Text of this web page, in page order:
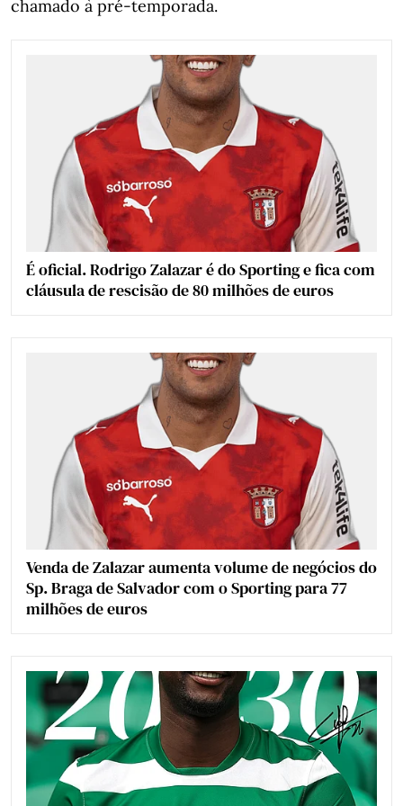
chamado à pré-temporada.
É oficial. Rodrigo Zalazar é do Sporting e fica com
cláusula de rescisão de 80 milhões de euros
Venda de Zalazar aumenta volume de negócios do
Sp. Braga de Salvador com o Sporting para 77
milhões de euros